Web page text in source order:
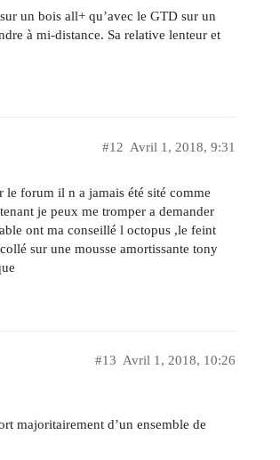
un bois all+ qu’avec le GTD sur un
à mi-distance. Sa relative lenteur et
Avril 1, 2018, 9:31
#12
le forum il n a jamais été sité comme
je peux me tromper a demander
ont ma conseillé l octopus ,le feint
sur une mousse amortissante tony
Avril 1, 2018, 10:26
#13
majoritairement d’un ensemble de